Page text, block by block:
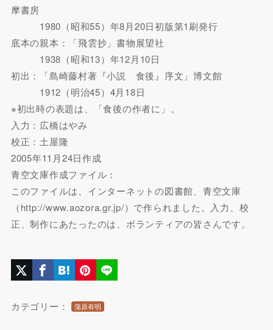
摩書房
1980（昭和55）年8月20日初版第1刷発行
底本の親本：「飛雲抄」書物展望社
1938（昭和13）年12月10日
初出：「島崎藤村著『小説 食後』序文」博文館
1912（明治45）4月18日
※初出時の表題は、「食後の作者に」。
入力：広橋はやみ
校正：土屋隆
2005年11月24日作成
青空文庫作成ファイル：
このファイルは、インターネットの図書館、青空文庫
（http://www.aozora.gr.jp/）で作られました。入力、校
正、制作にあたったのは、ボランティアの皆さんです。
カテゴリー： 蒲原有明